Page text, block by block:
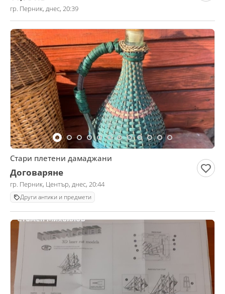
гр. Перник, днес, 20:39
Стари плетени дамаджани
Договаряне
гр. Перник, Център, днес, 20:44
Други антики и предмети